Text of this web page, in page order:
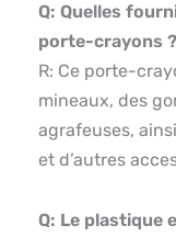
Q: Quelles
porte-crayons ?
R: Ce porte-
mineaux, des
agrafeuses,
et d’autres
Q: Le plastique